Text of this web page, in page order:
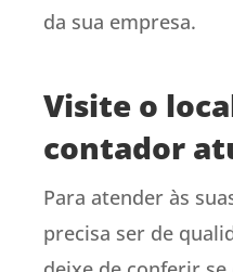
da sua empresa.
Visite o
contador
Para atender às
precisa ser de